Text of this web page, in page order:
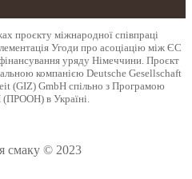
проєкту міжнародної співпраці
Угоди про асоціацію між ЄС
уряду Німеччини. Проєкт
компанією Deutsche Gesellschaft
(GIZ) GmbH спільно з Програмою
в Україні.
смаку © 2023